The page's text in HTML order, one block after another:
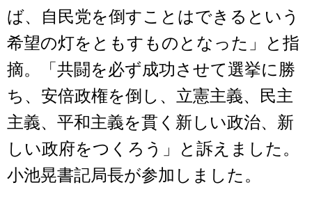
ば、自民党を倒すことはできるという
希望の灯をともすものとなった」と指
摘。「共闘を必ず成功させて選挙に勝
ち、安倍政権を倒し、立憲主義、民主
主義、平和主義を貫く新しい政治、新
しい政府をつくろう」と訴えました。
小池晃書記局長が参加しました。